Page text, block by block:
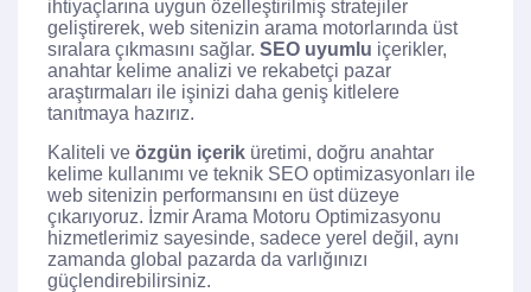
ihtiyaçlarına uygun özelleştirilmiş stratejiler
geliştirerek, web sitenizin arama motorlarında üst
sıralara çıkmasını sağlar. SEO uyumlu içerikler,
anahtar kelime analizi ve rekabetçi pazar
araştırmaları ile işinizi daha geniş kitlelere
tanıtmaya hazırız.
Kaliteli ve özgün içerik üretimi, doğru anahtar
kelime kullanımı ve teknik SEO optimizasyonları ile
web sitenizin performansını en üst düzeye
çıkarıyoruz. İzmir Arama Motoru Optimizasyonu
hizmetlerimiz sayesinde, sadece yerel değil, aynı
zamanda global pazarda da varlığınızı
güçlendirebilirsiniz.